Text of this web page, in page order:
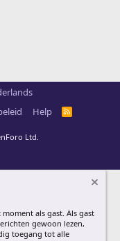
Help
R
S
Ltd.
als gast. Als gast
gewoon lezen,
toegang tot alle